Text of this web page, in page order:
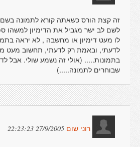
זה קצת הורס כשאתה קורא לתמונה בשם
לשם לב ישר מגביל את הדימיון למשהו
לו מעט דימיון או מחשבה , לא יראה
לדעתי, ובאמת רק לדעתי, תחשוב מעט
בתמונות..... (אולי זה נשמע שולי. אבל
שבוחרים לתמונה.....)
רוני שום 27/9/2005 22:23:23